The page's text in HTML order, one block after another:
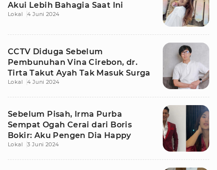
Akui Lebih Bahagia Saat Ini
Lokal 4 Juni 2024
CCTV Diduga Sebelum
Pembunuhan Vina Cirebon, dr.
Tirta Takut Ayah Tak Masuk Surga
Lokal 4 Juni 2024
Sebelum Pisah, Irma Purba
Sempat Ogah Cerai dari Boris
Bokir: Aku Pengen Dia Happy
Lokal 3 Juni 2024